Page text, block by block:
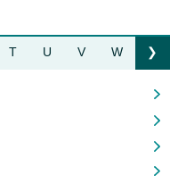
T U V W Z
❯